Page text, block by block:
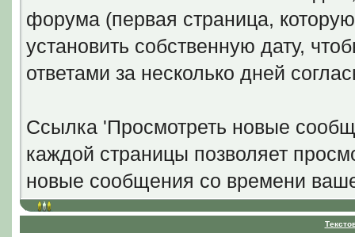
форума (первая страница,
установить собственную дату,
ответами за несколько дней
Ссылка 'Просмотреть новые
каждой страницы позволяет
новые сообщения со времени